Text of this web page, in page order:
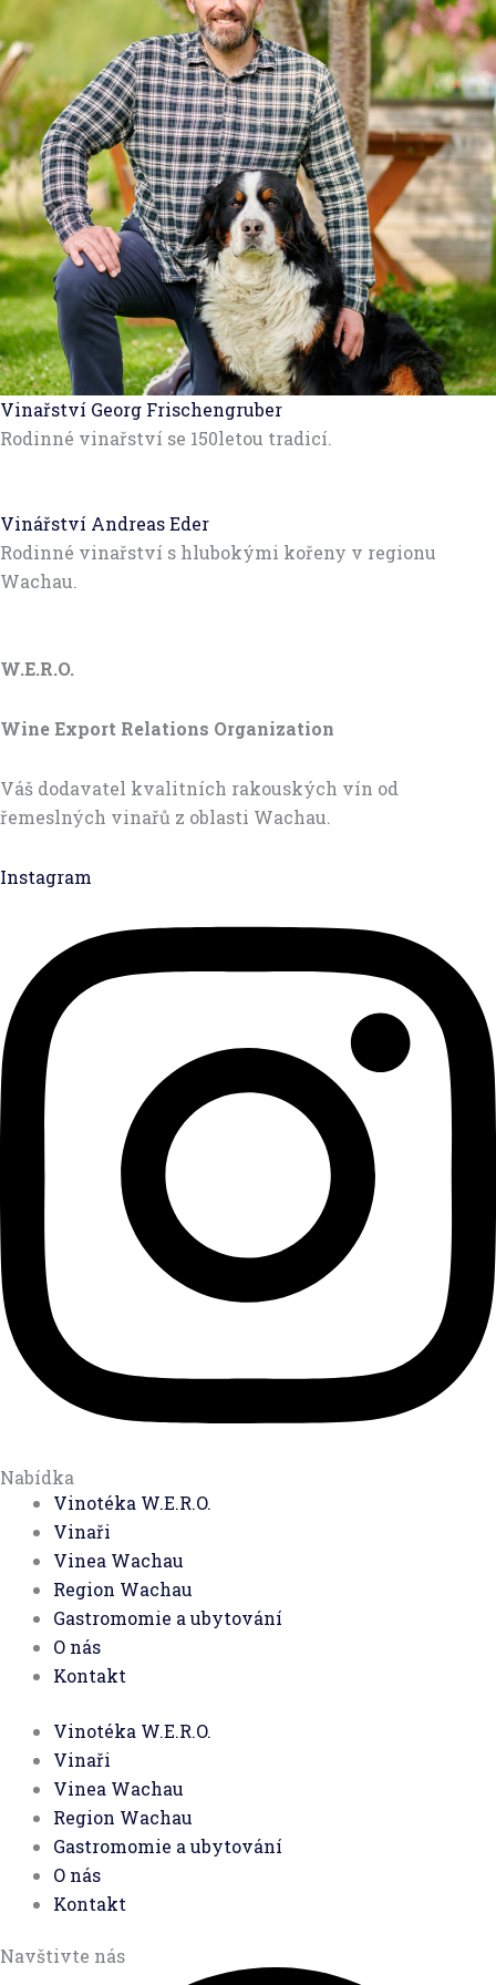
Vinařství Georg Frischengruber
Rodinné vinařství se 150letou tradicí.
Vinářství Andreas Eder
Rodinné vinařství s hlubokými kořeny v regionu
Wachau.
W.E.R.O.
Wine Export Relations Organization
Váš dodavatel kvalitních rakouských vín od
řemeslných vinařů z oblasti Wachau.
Instagram
Nabídka
Vinotéka W.E.R.O.
Vinaři
Vinea Wachau
Region Wachau
Gastromomie a ubytování
O nás
Kontakt
Vinotéka W.E.R.O.
Vinaři
Vinea Wachau
Region Wachau
Gastromomie a ubytování
O nás
Kontakt
Navštivte nás